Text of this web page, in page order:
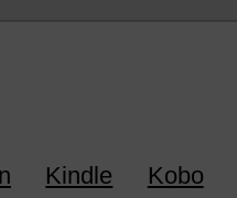
Kindle Kobo